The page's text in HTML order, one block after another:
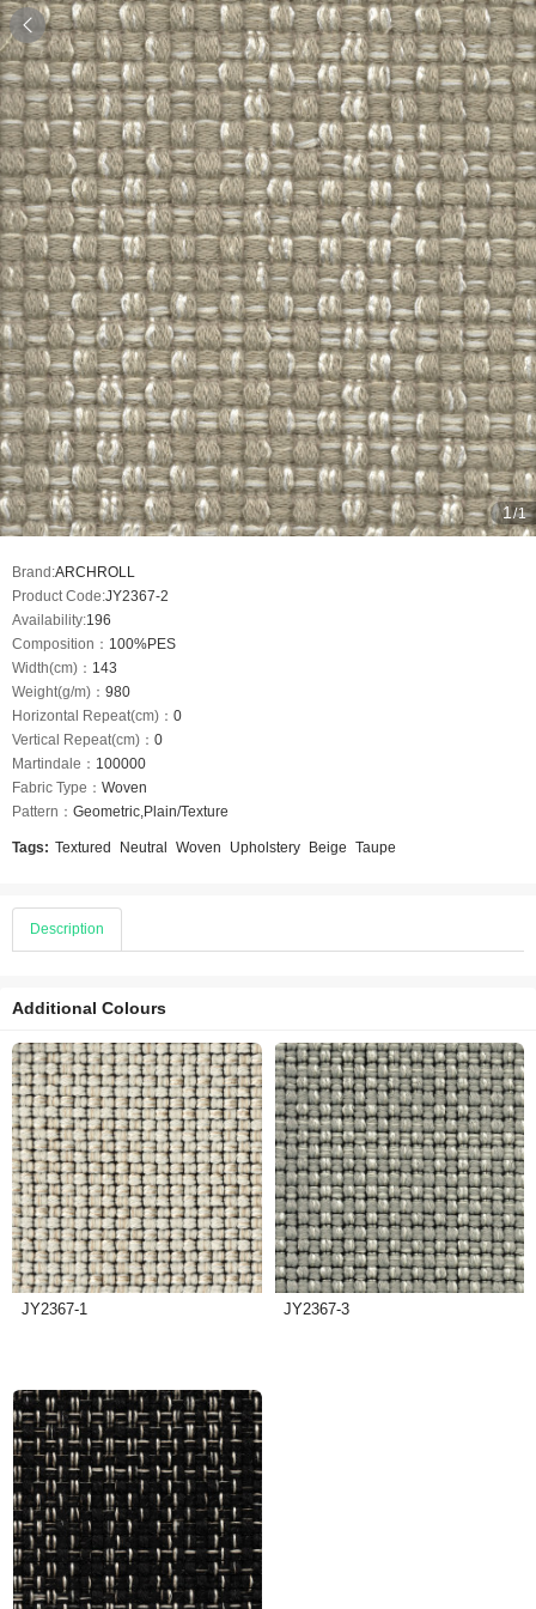

1/1
Brand:ARCHROLL
Product Code:JY2367-2
Availability:196
Composition： 100%PES
Width(cm)： 143
Weight(g/m)： 980
Horizontal Repeat(cm)： 0
Vertical Repeat(cm)： 0
Martindale： 100000
Fabric Type： Woven
Pattern： Geometric,Plain/Texture
Tags: Textured Neutral Woven Upholstery Beige Taupe
Description
Additional Colours
JY2367-1 JY2367-3